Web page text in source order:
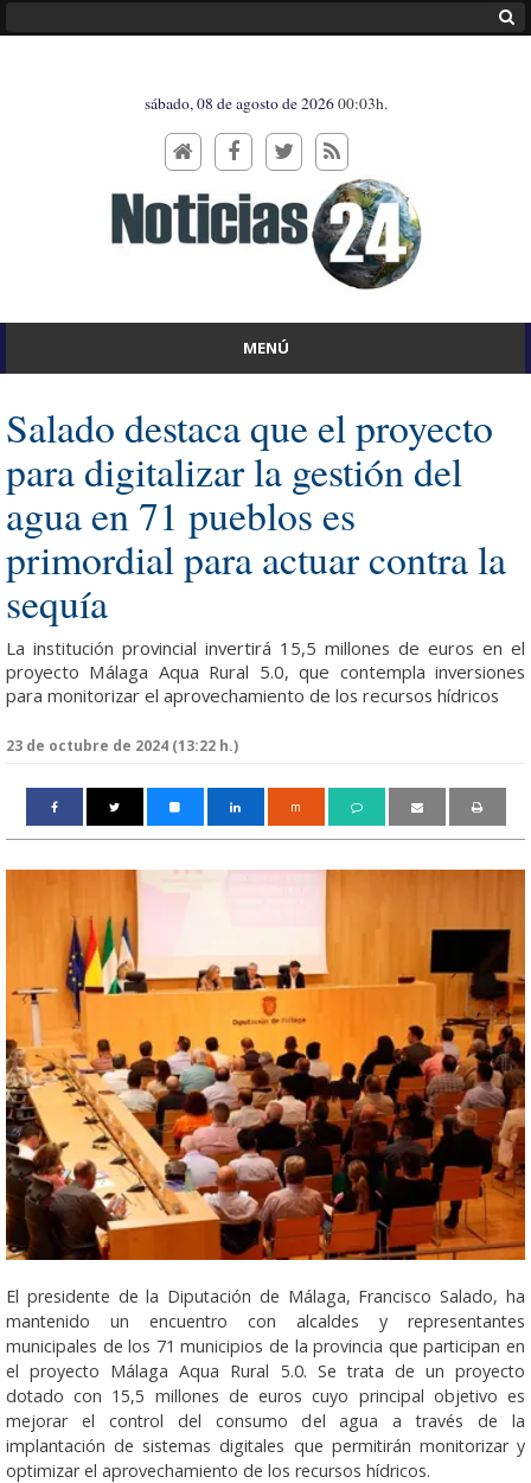
sábado, 08 de agosto de 202600:03h.
MENÚ
Salado destaca que el proyecto
para digitalizar la gestión del
agua en 71 pueblos es
primordial para actuar contra la
sequía
La institución provincial invertirá 15,5 millones de euros en el
proyecto Málaga Aqua Rural 5.0, que contempla inversiones
para monitorizar el aprovechamiento de los recursos hídricos
23 de octubre de 2024 (13:22 h.)
m
El presidente de la Diputación de Málaga, Francisco Salado, ha
mantenido un encuentro con alcaldes y representantes
municipales de los 71 municipios de la provincia que participan en
el proyecto Málaga Aqua Rural 5.0. Se trata de un proyecto
dotado con 15,5 millones de euros cuyo principal objetivo es
mejorar el control del consumo del agua a través de la
implantación de sistemas digitales que permitirán monitorizar y
optimizar el aprovechamiento de los recursos hídricos.